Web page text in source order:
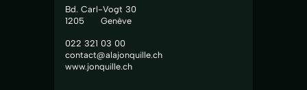
Bd. Carl-Vogt 30
1205
Genève
022 321 03 00
contact@alajonquille.ch
www.jonquille.ch